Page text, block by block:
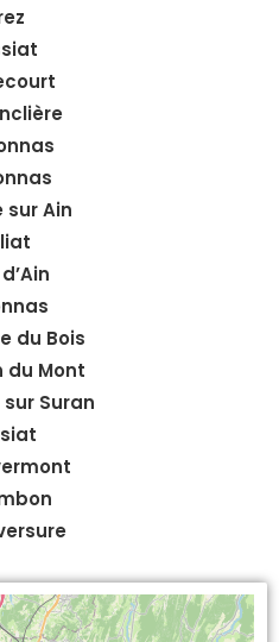
sur Ain
du Bois
du Mont
Suran